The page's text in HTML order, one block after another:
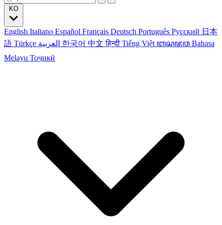
English Italiano Español Français Deutsch Português Русский 日本
語 Türkçe 한국어 中文हिन्दी Tiếng Việt ꦧꦱꦗꦮ Bahasa
Melayu Тоҷикӣ